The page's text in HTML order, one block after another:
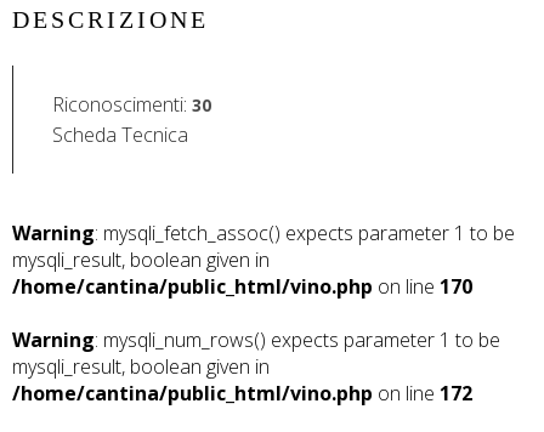
DESCRIZIONE
Riconoscimenti: 30
Scheda Tecnica
Warning: mysqli_fetch_assoc() expects parameter 1 to be
mysqli_result, boolean given in
/home/cantina/public_html/vino.php on line 170
Warning: mysqli_num_rows() expects parameter 1 to be
mysqli_result, boolean given in
/home/cantina/public_html/vino.php on line 172